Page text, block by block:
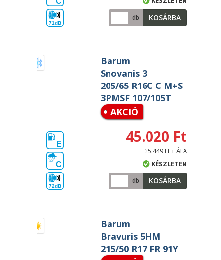
71dB
db KOSÁRBA
Barum
Snovanis 3
205/65 R16C C M+S
3PMSF 107/105T
AKCIÓ
E
C
72dB
45.020 Ft
35.449 Ft + ÁFA
KÉSZLETEN
db KOSÁRBA
Barum
Bravuris 5HM
215/50 R17 FR 91Y